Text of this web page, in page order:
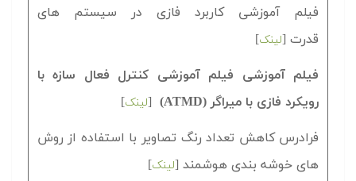
فیلم آموزشی کاربرد فازی در سیستم های
قدرت[لینک]
فیلم آموزشی فیلم آموزشی کنترل فعال سازه با
رویکرد فازی با میراگر (ATMD)
[لینک]
فرادرس کاهش تعداد رنگ تصاویر با استفاده از روش
های خوشه بندی هوشمند [لینک]